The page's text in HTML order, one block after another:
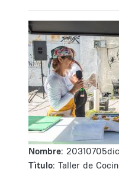
Nombre:
Tìtulo: Taller de